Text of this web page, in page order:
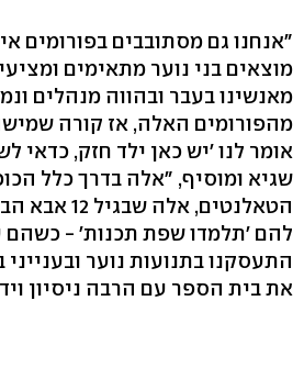
"אנחנו גם מסתובבים בפורומים
מוצאים בני נוער מתאימים
מאנשינו בעבר ובהווה מנהלים
מהפורומים האלה, אז קורה
שגיא ומוסיף, "אלה בדרך כלל
הטאלנטים,
להם 'תלמדו שפת תכנות' - כשהם
התעסקנו בתנועות נוער ובענייני
את בית הספר עם הרבה ניסיון